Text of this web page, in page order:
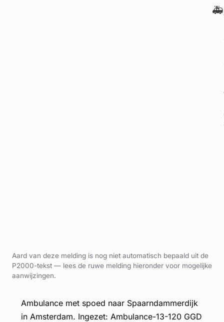
🚑
Aard van deze melding is nog niet automatisch bepaald uit de
P2000-tekst — lees de ruwe melding hieronder voor mogelijke
aanwijzingen.
Ambulance met spoed naar Spaarndammerdijk
in Amsterdam. Ingezet: Ambulance-13-120 GGD